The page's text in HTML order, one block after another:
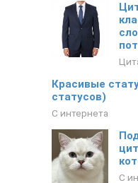
Красивые
статусов)
С интернета
С